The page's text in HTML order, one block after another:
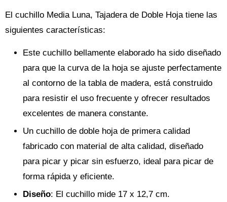
El cuchillo Media Luna, Tajadera de Doble Hoja tiene las
siguientes características:
Este cuchillo bellamente elaborado ha sido diseñado
para que la curva de la hoja se ajuste perfectamente
al contorno de la tabla de madera, está construido
para resistir el uso frecuente y ofrecer resultados
excelentes de manera constante.
Un cuchillo de doble hoja de primera calidad
fabricado con material de alta calidad, diseñado
para picar y picar sin esfuerzo, ideal para picar de
forma rápida y eficiente.
Diseño: El cuchillo mide 17 x 12,7 cm.